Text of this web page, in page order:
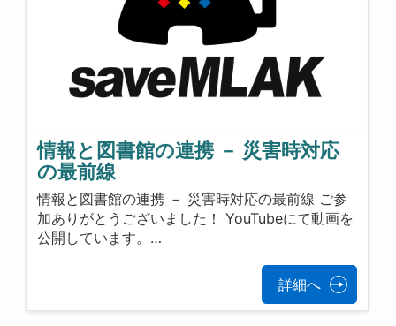
情報と図書館の連携 － 災害時対応
の最前線
情報と図書館の連携 － 災害時対応の最前線 ご参
加ありがとうございました！ YouTubeにて動画を
公開しています。…
詳細へ